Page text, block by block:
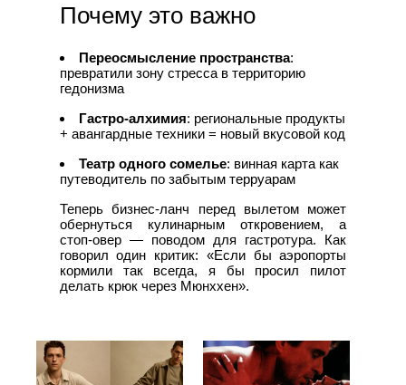
Почему это важно
Переосмысление пространства:
превратили зону стресса в территорию
гедонизма
Гастро-алхимия: региональные продукты
+ авангардные техники = новый вкусовой код
Театр одного сомелье: винная карта как
путеводитель по забытым терруарам
Теперь бизнес-ланч перед вылетом может
обернуться кулинарным откровением, а
стоп-овер — поводом для гастротура. Как
говорил один критик: «Если бы аэропорты
кормили так всегда, я бы просил пилот
делать крюк через Мюнххен».